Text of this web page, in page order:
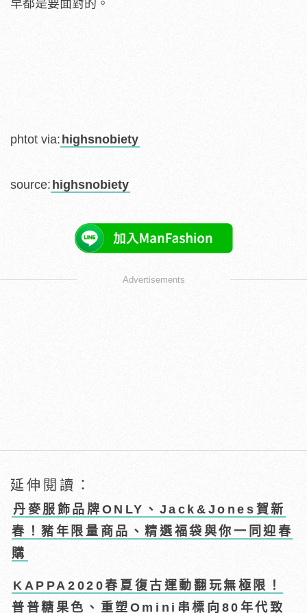
早都是要面對的。
phtot via: highsnobiety
source: highsnobiety
Advertisements
延伸閱讀：
丹麥服飾品牌ONLY、Jack&Jones賀新
春！豬年限量商品、精選福袋與你一同迎春
購
KAPPA2020春夏復古運動翻玩無極限！
普普糖果色、重塑Omini串標向80年代致